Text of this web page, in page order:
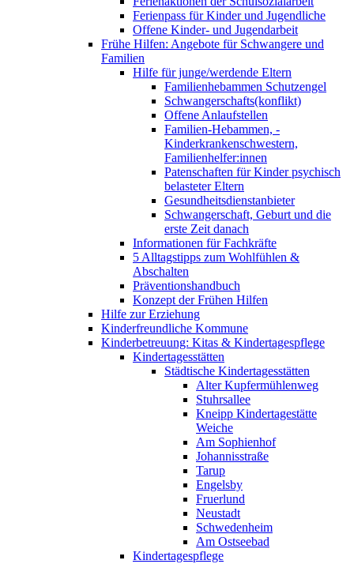
Ferienpass für Kinder und Jugendliche
Offene Kinder- und Jugendarbeit
Frühe Hilfen: Angebote für Schwangere und
Familien
Hilfe für junge/werdende Eltern
Familienhebammen Schutzengel
Schwangerschafts(konflikt)
Offene Anlaufstellen
Familien-Hebammen, -
Kinderkrankenschwestern,
Familienhelfer:innen
Patenschaften für Kinder psychisch
belasteter Eltern
Gesundheitsdienstanbieter
Schwangerschaft, Geburt und die
erste Zeit danach
Informationen für Fachkräfte
5 Alltagstipps zum Wohlfühlen &
Abschalten
Präventionshandbuch
Konzept der Frühen Hilfen
Hilfe zur Erziehung
Kinderfreundliche Kommune
Kinderbetreuung: Kitas & Kindertagespflege
Kindertagesstätten
Städtische Kindertagesstätten
Alter Kupfermühlenweg
Stuhrsallee
Kneipp Kindertagestätte
Weiche
Am Sophienhof
Johannisstraße
Tarup
Engelsby
Fruerlund
Neustadt
Schwedenheim
Am Ostseebad
Kindertagespflege